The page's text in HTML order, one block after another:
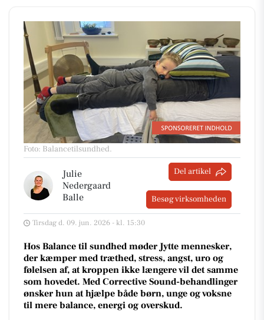
Foto: Balancetilsundhed.
Julie
Nedergaard
Balle
Del artikel
Besøg virksomheden
Tirsdag d. 09. jun. 2026 - kl. 15:30
Hos Balance til sundhed møder Jytte mennesker,
der kæmper med træthed, stress, angst, uro og
følelsen af, at kroppen ikke længere vil det samme
som hovedet. Med Corrective Sound-behandlinger
ønsker hun at hjælpe både børn, unge og voksne
til mere balance, energi og overskud.